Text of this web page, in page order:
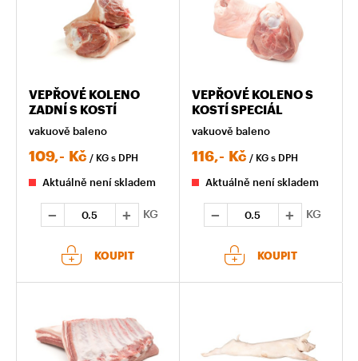
VEPŘOVÉ KOLENO
ZADNÍ S KOSTÍ
vakuově baleno
109,- Kč / KG s DPH
Aktuálně není skladem
KG
KOUPIT
VEPŘOVÉ KOLENO S
KOSTÍ SPECIÁL
vakuově baleno
116,- Kč / KG s DPH
Aktuálně není skladem
KG
KOUPIT